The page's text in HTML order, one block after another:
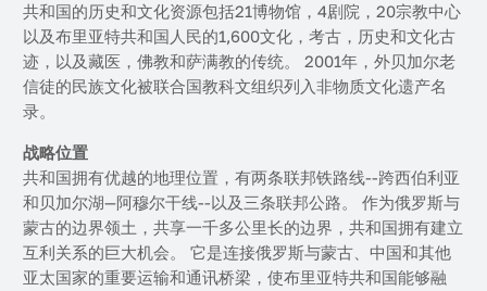
共和国的历史和文化资源包括21博物馆，4剧院，20宗教中心
以及布里亚特共和国人民的1,600文化，考古，历史和文化古
迹，以及藏医，佛教和萨满教的传统。 2001年，外贝加尔老
信徒的民族文化被联合国教科文组织列入非物质文化遗产名
录。
战略位置
共和国拥有优越的地理位置，有两条联邦铁路线--跨西伯利亚
和贝加尔湖—阿穆尔干线--以及三条联邦公路。 作为俄罗斯与
蒙古的边界领土，共享一千多公里长的边界，共和国拥有建立
互利关系的巨大机会。 它是连接俄罗斯与蒙古、中国和其他
亚太国家的重要运输和通讯桥梁，使布里亚特共和国能够融